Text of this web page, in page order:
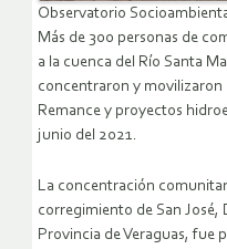
Observatorio
Más de 300 personas de
a la cuenca del Río Santa
concentraron y movilizaron
Remance y proyectos
junio del 2021.
La concentración
corregimiento de San José,
Provincia de Veraguas, fue